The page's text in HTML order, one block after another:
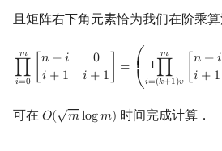
且矩阵右下角元素恰为我们在阶乘
𝑚
∏
𝑖=0
𝑛 −𝑖
0
𝑖 + 1 𝑖 + 1 = ⎛⎜ ⎜
⎝
𝑚
∏
𝑖=(𝑘+1)𝑣
𝑛 −𝑖
𝑖 + 1
∏i= 0m −i 1i+ ] = 1) [n− i+
可在 𝑂(
√
𝑚log𝑚)
O(mlogm) 时间完成计算．